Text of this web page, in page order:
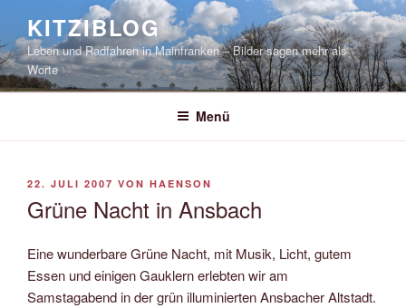
springen
KITZIBLOG
Leben und Radfahren in Mainfranken – Bilder sagen mehr als
Worte
Menü
VERÖFFENTLICHT
22. JULI 2007 VON HAENSON
Grüne Nacht in Ansbach
Eine wunderbare Grüne Nacht, mit Musik, Licht, gutem
Essen und einigen Gauklern erlebten wir am
Samstagabend in der grün illuminierten Ansbacher Altstadt.